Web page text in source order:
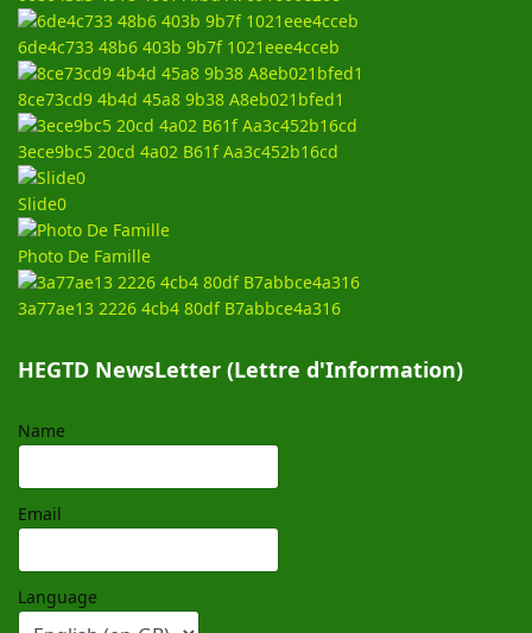
6de4c733 48b6 403b 9b7f 1021eee4cceb
8ce73cd9 4b4d 45a8 9b38 A8eb021bfed1
3ece9bc5 20cd 4a02 B61f Aa3c452b16cd
Slide0
Photo De Famille
3a77ae13 2226 4cb4 80df B7abbce4a316
HEGTD NewsLetter (Lettre d'Information)
Name
Email
Language